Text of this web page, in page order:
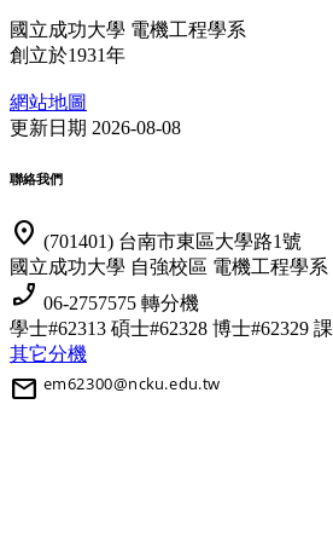
國立成功大學 電機工程學系
創立於1931年
網站地圖
更新日期 2026-08-08
聯絡我們
location_on (701401) 台南市東區大學路1號
國立成功大學 自強校區 電機工程學系
phone_enabled 06-2757575 轉分機
學士#62313 碩士#62328 博士#62329
其它分機
mail